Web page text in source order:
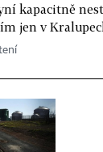
kapacitně
jen v